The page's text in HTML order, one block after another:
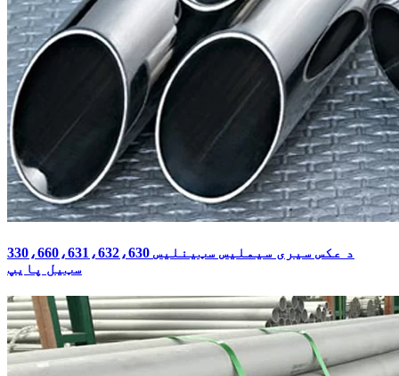
330،660،631،632،630 د عکس سیری سیملیس سټینلیس
سټیل پایپ